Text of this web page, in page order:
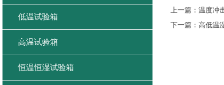
上一篇： 温度冲
下一篇： 高低温
低温试验箱
高温试验箱
恒温恒湿试验箱